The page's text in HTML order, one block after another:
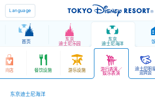
Language
首页 东京
迪士尼乐园
东京
迪士尼海洋
商店 餐饮设施 游乐设施 游行表演／
娱乐表演
迪士尼明
迎宾会
东京迪士尼海洋